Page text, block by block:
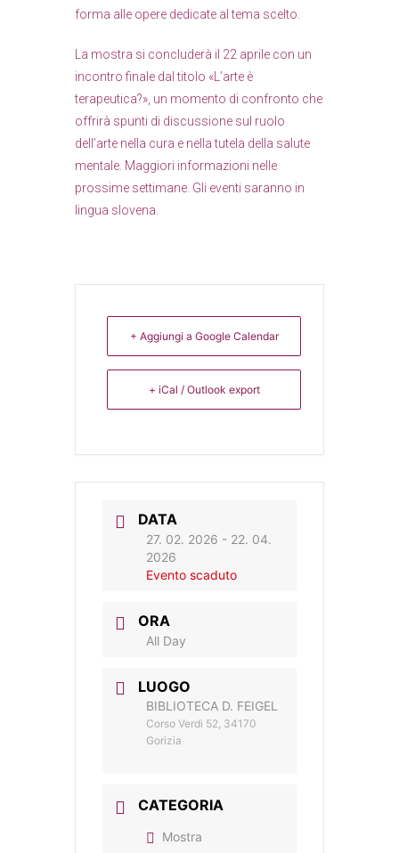
forma alle opere dedicate al tema scelto.
La mostra si concluderà il 22 aprile con un
incontro finale dal titolo «L’arte è
terapeutica?», un momento di confronto che
offrirà spunti di discussione sul ruolo
dell’arte nella cura e nella tutela della salute
mentale. Maggiori informazioni nelle
prossime settimane. Gli eventi saranno in
lingua slovena.
+ Aggiungi a Google Calendar
+ iCal / Outlook export
DATA
27. 02. 2026 - 22. 04.
2026
Evento scaduto
ORA
All Day
LUOGO
BIBLIOTECA D. FEIGEL
Corso Verdi 52, 34170
Gorizia
CATEGORIA
Mostra